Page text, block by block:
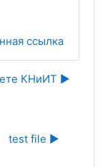
ссылка
КНиИТ ▶︎
test file ▶︎